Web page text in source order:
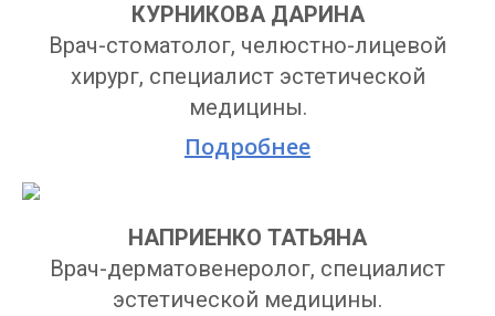
КУРНИКОВА ДАРИНА
Врач-стоматолог, челюстно-лицевой
хирург, специалист эстетической
медицины.
Подробнее
НАПРИЕНКО ТАТЬЯНА
Врач-дерматовенеролог, специалист
эстетической медицины.